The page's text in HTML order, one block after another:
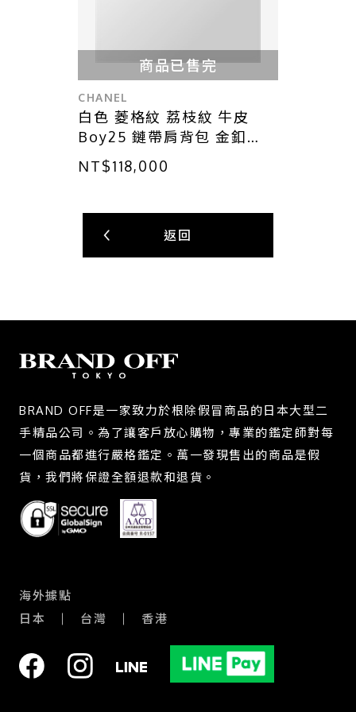
商品已售完
CHANEL
白色 菱格紋 荔枝紋 牛皮
Boy25 鏈帶肩背包 金釦
【CHANEL 香奈兒】
A67086
NT$118,000
返回
BRAND OFF是一家致力於根除假冒商品的日本大型二
手精品公司。為了讓客戶放心購物，專業的鑑定師對每
一個商品都進行嚴格鑑定。萬一發現售出的商品是假
貨，我們將保證全額退款和退貨。
海外據點
日本
台灣 香港